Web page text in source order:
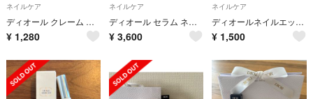
ネイルケア
ディオール クレーム アブリコ
¥ 1,280
ネイルケア
ディオール セラム ネイルオイル
¥ 3,600
ネイルケア
ディオールネイルエッセンス7.5ml 新品未使用
¥ 1,500